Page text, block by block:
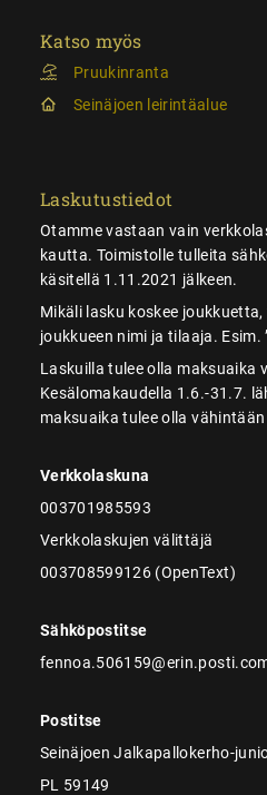
Katso myös
Pruukinranta
Seinäjoen leirintäalue
Laskutustiedot
Otamme vastaan vain
kautta. Toimistolle tulleita
käsitellä 1.11.2021 jälkeen.
Mikäli lasku koskee
joukkueen nimi ja tilaaja.
Laskuilla tulee olla maksuaika
Kesälomakaudella 1.6.-31.7.
maksuaika tulee olla
Verkkolaskuna
003701985593
Verkkolaskujen välittäjä
003708599126 (OpenText)
Sähköpostitse
Postitse
Seinäjoen Jalkapallokerho-
PL 59149